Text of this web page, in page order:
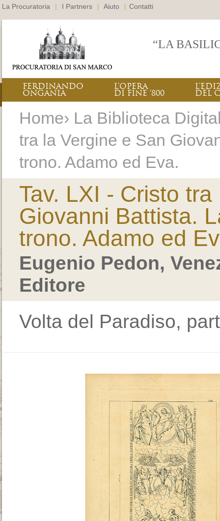
La Procuratoria | I Partners | Aiuto | Contatti
“LA
FERDINANDO
ONGANIA
L’OPERA
DI FINE ‘800 DEL
Home› La Biblioteca
tra la Vergine e San
trono. Adamo ed Eva.
Tav. LXI - Cristo
Giovanni Battista.
trono. Adamo ed
Eugenio Pedon,
Editore
Volta del Paradiso,